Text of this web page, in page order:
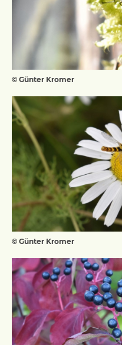
© Günter Kromer
© Günter Kromer